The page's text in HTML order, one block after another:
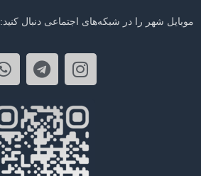
موبایل شهر را در شبکه‌های اجتماعی دنبال کنید: